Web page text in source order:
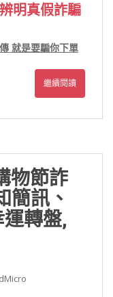
明真假詐騙
就是要騙你下單
繼續閱讀
物節詐
簡訊、
轉盤,